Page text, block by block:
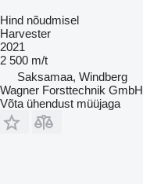
Hind nõudmisel
Harvester
2021
2 500 m/t
Saksamaa, Windberg
Wagner Forsttechnik GmbH
Võta ühendust müüjaga